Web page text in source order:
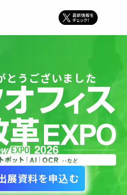
とうございました
展資料を申込む